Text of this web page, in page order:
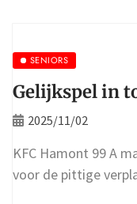
SENIORS
Gelijkspel in
2025/11/02
KFC Hamont 99 A
voor de pittige